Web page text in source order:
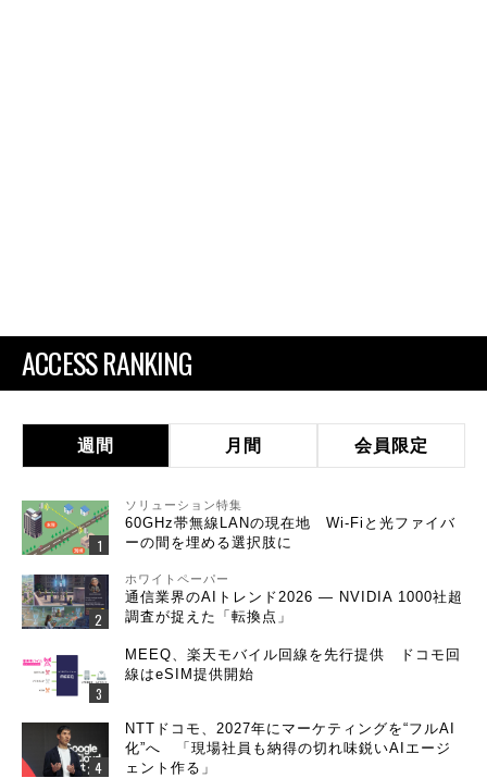
ACCESS RANKING
週間 月間 会員限定
ソリューション特集
60GHz帯無線LANの現在地 Wi-Fiと光ファイバ
ーの間を埋める選択肢に
ホワイトペーパー
通信業界のAIトレンド2026 ― NVIDIA 1000社超
調査が捉えた「転換点」
MEEQ、楽天モバイル回線を先行提供 ドコモ回
線はeSIM提供開始
NTTドコモ、2027年にマーケティングを“フルAI
化”へ 「現場社員も納得の切れ味鋭いAIエージ
ェント作る」